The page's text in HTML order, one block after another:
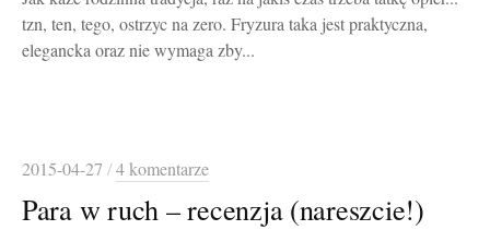
tzn, ten, tego, ostrzyc na zero. Fryzura taka jest praktyczna,
elegancka oraz nie wymaga zby...
2015-04-27 /4 komentarze
Para w ruch – recenzja (nareszcie!)